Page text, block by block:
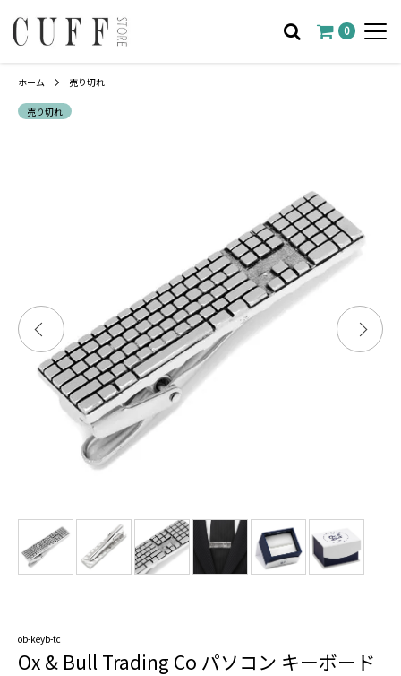
0
ホーム 売り切れ
売り切れ
ob-keyb-tc
Ox & Bull Trading Co パソコン キーボード